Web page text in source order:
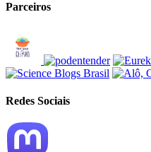
Parceiros
Redes Sociais